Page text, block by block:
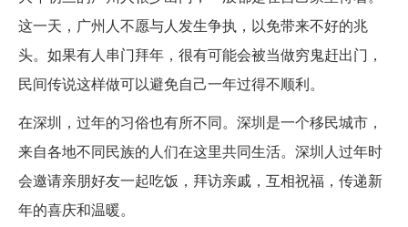
这一天，广州人不愿与人发生争执，以免带来不好的兆
头。如果有人串门拜年，很有可能会被当做穷鬼赶出门，
民间传说这样做可以避免自己一年过得不顺利。
在深圳，过年的习俗也有所不同。深圳是一个移民城市，
来自各地不同民族的人们在这里共同生活。深圳人过年时
会邀请亲朋好友一起吃饭，拜访亲戚，互相祝福，传递新
年的喜庆和温暖。